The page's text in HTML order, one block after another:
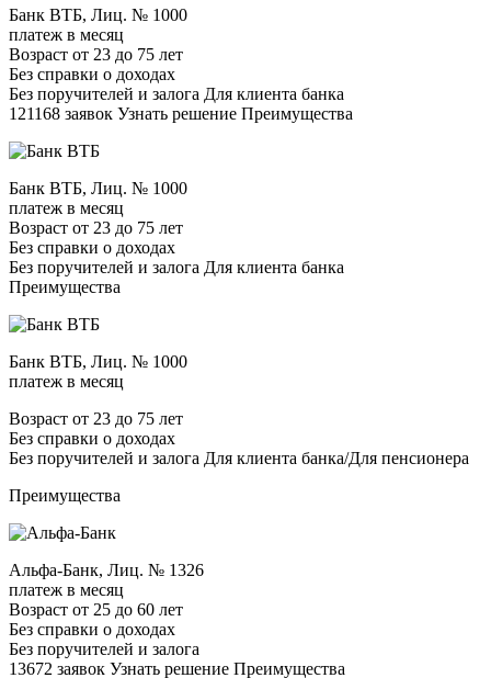
Банк ВТБ, Лиц. № 1000
платеж в месяц
Возраст от 23 до 75 лет
Без справки о доходах
Без поручителей и залога Для клиента банка
121168 заявок Узнать решение Преимущества
Банк ВТБ, Лиц. № 1000
платеж в месяц
Возраст от 23 до 75 лет
Без справки о доходах
Без поручителей и залога Для клиента банка
Преимущества
Банк ВТБ, Лиц. № 1000
платеж в месяц
Возраст от 23 до 75 лет
Без справки о доходах
Без поручителей и залога Для клиента банка/Для пенсионера
Преимущества
Альфа-Банк, Лиц. № 1326
платеж в месяц
Возраст от 25 до 60 лет
Без справки о доходах
Без поручителей и залога
13672 заявок Узнать решение Преимущества